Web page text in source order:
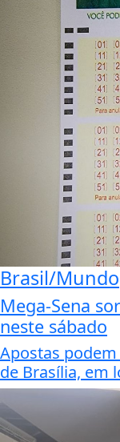
Brasil/Mundo
Mega-Sena
neste sábado
Apostas
de Brasília, em